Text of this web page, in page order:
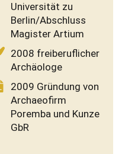
Universität zu
Berlin/Abschluss
Magister Artium
2008 freiberuflicher
Archäologe
2009 Gründung von
Archaeofirm
Poremba und Kunze
GbR